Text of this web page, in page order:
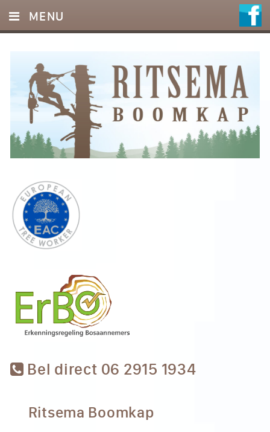
Bel direct 06 2915 1934
MENU
DIENSTEN
FOTO’S
REFERENTIES
OFFERTE
CONTACT
Ritsema Boomkap